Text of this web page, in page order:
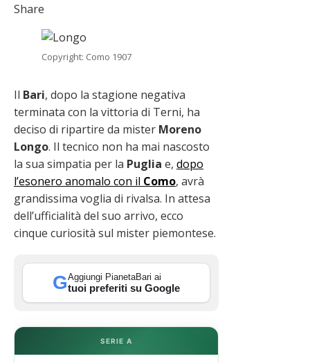
Share
Copyright: Como 1907
Il Bari, dopo la stagione negativa
terminata con la vittoria di Terni, ha
deciso di ripartire da mister Moreno
Longo. Il tecnico non ha mai nascosto
la sua simpatia per la Puglia e, dopo
l’esonero anomalo con il Como, avrà
grandissima voglia di rivalsa. In attesa
dell’ufficialità del suo arrivo, ecco
cinque curiosità sul mister piemontese.
GAggiungi PianetaBari ai
tuoi preferiti su Google
SERIE A